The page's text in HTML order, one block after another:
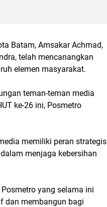
Batam, Amsakar Achmad,
telah mencanangkan
elemen masyarakat.
teman-teman media
ke-26 ini, Posmetro
memiliki peran strategis
menjaga kebersihan
yang selama ini
dan membangun bagi